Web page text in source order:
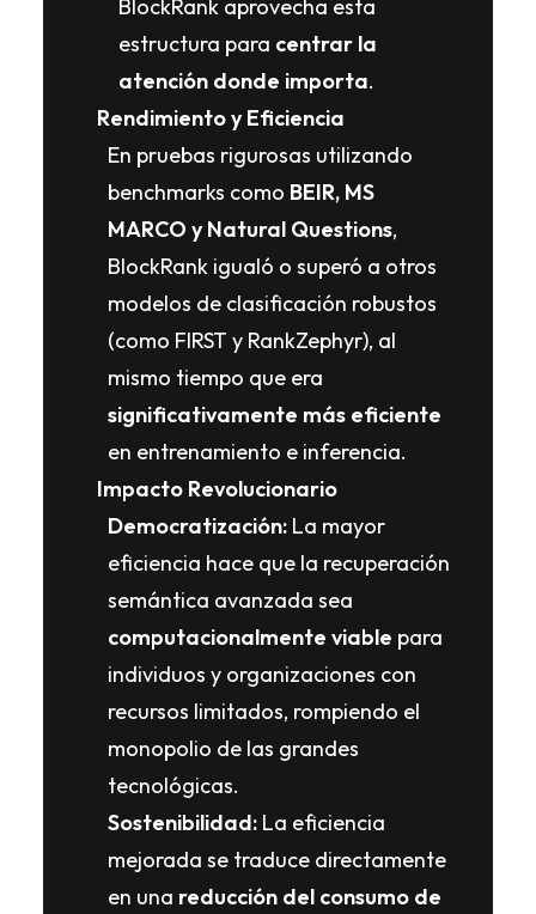
BlockRank aprovecha esta
estructura para centrar la
atención donde importa.
Rendimiento y Eficiencia
En pruebas rigurosas utilizando
benchmarks como BEIR, MS
MARCO y Natural Questions,
BlockRank igualó o superó a otros
modelos de clasificación robustos
(como FIRST y RankZephyr), al
mismo tiempo que era
significativamente más eficiente
en entrenamiento e inferencia.
Impacto Revolucionario
Democratización: La mayor
eficiencia hace que la recuperación
semántica avanzada sea
computacionalmente viable para
individuos y organizaciones con
recursos limitados, rompiendo el
monopolio de las grandes
tecnológicas.
Sostenibilidad: La eficiencia
mejorada se traduce directamente
en una reducción del consumo de